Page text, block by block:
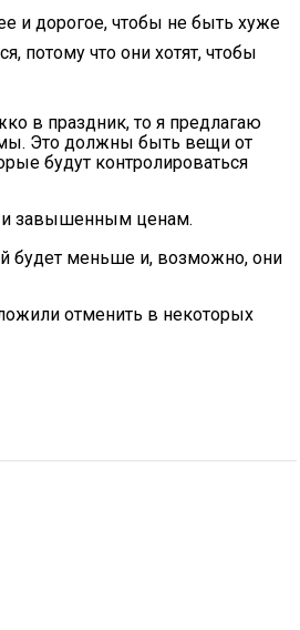
и дорогое, чтобы не быть хуже
потому что они хотят, чтобы
в праздник, то я предлагаю
Это должны быть вещи от
будут контролироваться
и завышенным ценам.
будет меньше и, возможно, они
отменить в некоторых